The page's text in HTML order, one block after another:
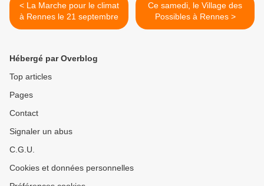
< La Marche pour le climat
à Rennes le 21 septembre
Ce samedi, le Village des
Possibles à Rennes >
Hébergé par Overblog
Top articles
Pages
Contact
Signaler un abus
C.G.U.
Cookies et données personnelles